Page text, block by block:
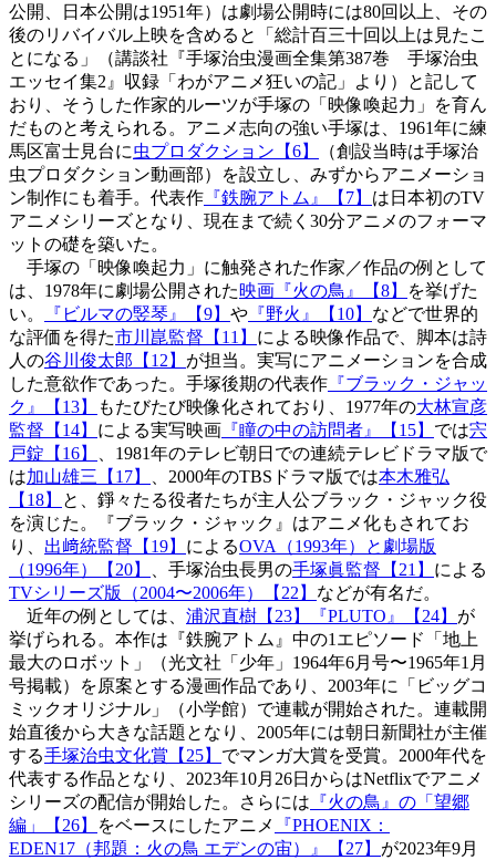
公開、日本公開は1951年）は劇場公開時には80回以上、その
後のリバイバル上映を含めると「総計百三十回以上は見たこ
とになる」（講談社『手塚治虫漫画全集第387巻 手塚治虫
エッセイ集2』収録「わがアニメ狂いの記」より）と記して
おり、そうした作家的ルーツが手塚の「映像喚起力」を育ん
だものと考えられる。アニメ志向の強い手塚は、1961年に練
馬区富士見台に虫プロダクション【6】
（創設当時は手塚治
虫プロダクション動画部）を設立し、みずからアニメーショ
ン制作にも着手。代表作 『鉄腕アトム』【7】 は日本初のTV
アニメシリーズとなり、現在まで続く30分アニメのフォーマ
ットの礎を築いた。
手塚の「映像喚起力」に触発された作家／作品の例として
は、1978年に劇場公開された映画『火の鳥』【8】
を挙げた
い。
『ビルマの竪琴』【9】 や 『野火』【10】 などで世界的
な評価を得た市川崑監督【11】 による映像作品で、脚本は詩
人の谷川俊太郎【12】 が担当。実写にアニメーションを合成
した意欲作であった。手塚後期の代表作 『ブラック・ジャッ
ク』【13】
もたびたび映像化されており、1977年の大林宣彦
監督【14】 による実写映画 『瞳の中の訪問者』【15】 では宍
戸錠【16】
、1981年のテレビ朝日での連続テレビドラマ版で
は加山雄三【17】 、2000年のTBSドラマ版では本木雅弘
【18】
と、錚々たる役者たちが主人公ブラック・ジャック役
を演じた。『ブラック・ジャック』はアニメ化もされてお
り、 出﨑統監督【19】 によるOVA（1993年）と劇場版
（1996年）【20】
、手塚治虫長男の手塚眞監督【21】 による
TVシリーズ版（2004〜2006年）【22】 などが有名だ。
近年の例としては、 浦沢直樹【23】 『PLUTO』【24】 が
挙げられる。本作は『鉄腕アトム』中の1エピソード「地上
最大のロボット」（光文社「少年」1964年6月号〜1965年1月
号掲載）を原案とする漫画作品であり、2003年に「ビッグコ
ミックオリジナル」（小学館）で連載が開始された。連載開
始直後から大きな話題となり、2005年には朝日新聞社が主催
する手塚治虫文化賞【25】 でマンガ大賞を受賞。2000年代を
代表する作品となり、2023年10月26日からはNetflixでアニメ
シリーズの配信が開始した。さらには 『火の鳥』の「望郷
編」【26】
をベースにしたアニメ
『PHOENIX：
EDEN17（邦題：火の鳥 エデンの宙）』【27】 が2023年9月